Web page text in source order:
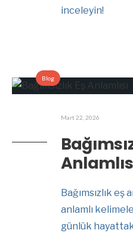
inceleyin!
Blog
Mart 22, 2026
Bağımsızlık eş
anlamlı
günlük